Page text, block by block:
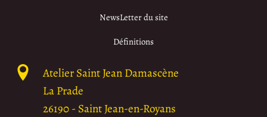
NewsLetter du site
Définitions
Atelier Saint Jean Damascène
La Prade
26190- Saint Jean-en-Royans